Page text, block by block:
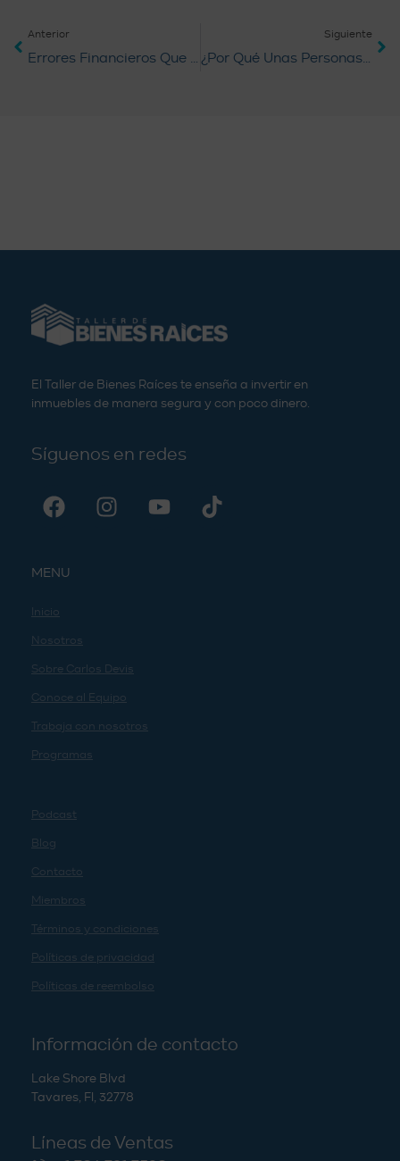
Anterior
Errores Financieros Que Te Afectarán Cuando Cumplas 30
Siguiente
¿Por Qué Unas Personas Atraen La Riqueza Más Que Otras?
El Taller de Bienes Raíces te enseña a invertir en
inmuebles de manera segura y con poco dinero.
Síguenos en redes
MENU
Inicio
Nosotros
Sobre Carlos Devis
Conoce al Equipo
Trabaja con nosotros
Programas
Podcast
Blog
Contacto
Miembros
Términos y condiciones
Políticas de privacidad
Políticas de reembolso
Información de contacto
Lake Shore Blvd
Tavares, Fl, 32778
Líneas de Ventas